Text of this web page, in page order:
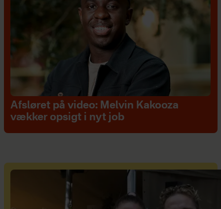
Afsløret på video: Melvin Kakooza
vækker opsigt i nyt job